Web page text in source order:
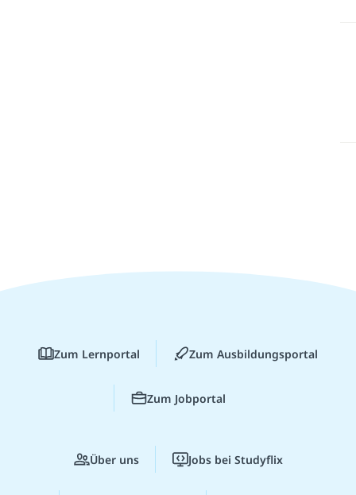
Zum Lernportal Zum Ausbildungsportal
Zum Jobportal
Über uns Jobs bei Studyflix